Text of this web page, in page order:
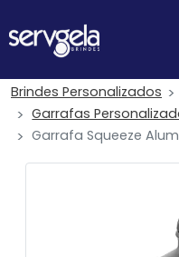
Brindes Personalizados
Garrafas
Garrafa Squeeze